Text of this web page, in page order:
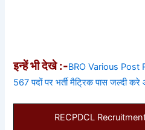
इन्हें भी देखे :-BRO Various Post
567 पदों पर भर्ती मैट्रिक पास जल्दी
RECPDCL